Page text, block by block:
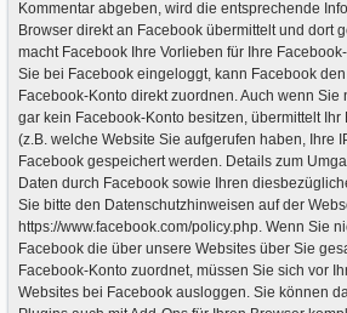
Kommentar abgeben, wird die entsprechende
Browser direkt an Facebook übermittelt und dort
macht Facebook Ihre Vorlieben für Ihre
Sie bei Facebook eingeloggt, kann Facebook
Facebook-Konto direkt zuordnen. Auch wenn
gar kein Facebook-Konto besitzen, übermittelt Ihr
(z.B. welche Website Sie aufgerufen haben, Ihre
Facebook gespeichert werden. Details zum
Daten durch Facebook sowie Ihren
Sie bitte den Datenschutzhinweisen auf der
https://www.facebook.com/policy.php. Wenn Sie
Facebook die über unsere Websites über Sie
Facebook-Konto zuordnet, müssen Sie sich vor
Websites bei Facebook ausloggen. Sie können